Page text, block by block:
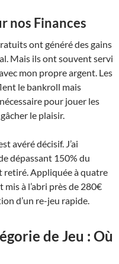
nos Finances
ont généré des gains
Mais ils ont souvent servi
mon propre argent. Les
le bankroll mais
pour jouer les
le plaisir.
avéré décisif. J’ai
dépassant 150% du
Appliquée à quatre
à l’abri près de 280€
d’un re-jeu rapide.
de Jeu : Où